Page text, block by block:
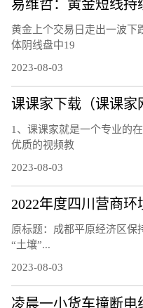
黄金上个交易日走出一波下
体阴线盘中19
2023-08-03
课课家下载（课课家
1、课课家就是一个专业的
优质的视频教
2023-08-03
2022年度四川营商
原标题：成都平原经济区保
“土壤”...
2023-08-03